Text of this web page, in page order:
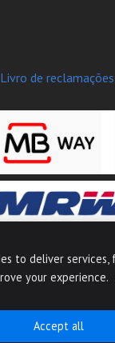
Livro de reclamações
Tech - Todos
to deliver
your experience.
Accept all